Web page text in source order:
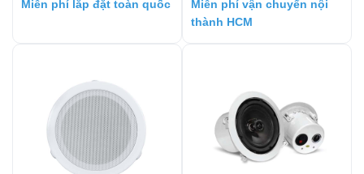
Miễn phí lắp đặt toàn quốc
Miễn phí vận chuyển nội
thành HCM